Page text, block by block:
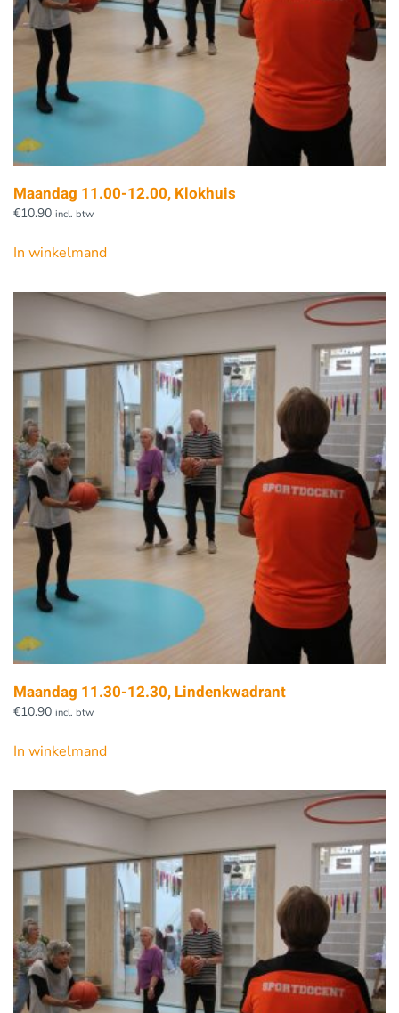
Maandag 11.00-12.00, Klokhuis
€10.90 incl. btw
In winkelmand
Maandag 11.30-12.30, Lindenkwadrant
€10.90 incl. btw
In winkelmand